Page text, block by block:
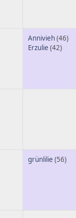
Annivieh(46)
Erzulie (42)
grünlilie (56)